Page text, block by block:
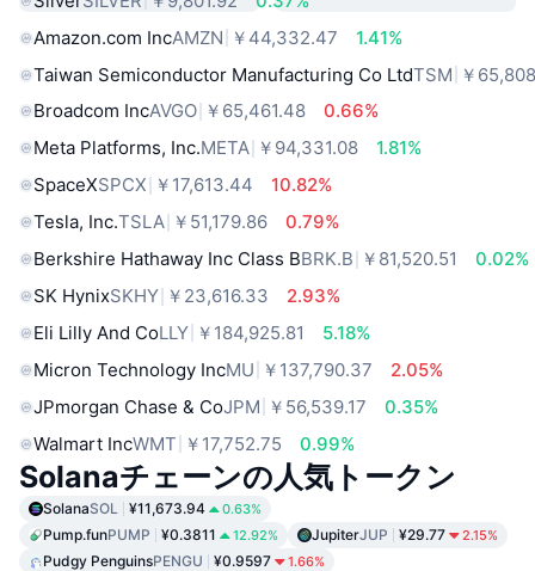
Amazon.com IncAMZN ￥44,332.47
1.41%
Taiwan Semiconductor Manufacturing Co LtdTSM ￥
Broadcom IncAVGO ￥65,461.48
0.66%
Meta Platforms, Inc.META ￥94,331.08
1.81%
SpaceXSPCX ￥17,613.44
10.82%
Tesla, Inc.TSLA ￥51,179.86
0.79%
Berkshire Hathaway Inc Class BBRK.B ￥81,520.51
0.02%
SK HynixSKHY ￥23,616.33
2.93%
Eli Lilly And CoLLY ￥184,925.81
5.18%
Micron Technology IncMU ￥137,790.37
2.05%
JPmorgan Chase & CoJPM ￥56,539.17
0.35%
Walmart IncWMT ￥17,752.75 0.99%
Solanaチェーンの人気トークン
SolanaSOL ¥11,673.94 0.63%
Pump.funPUMP ¥0.3811 12.92% JupiterJUP ¥29.77 2.15%
Pudgy PenguinsPENGU ¥0.9597 1.66%